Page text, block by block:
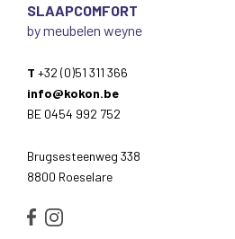
SLAAPCOMFORT
by meubelen weyne
T +32 (0)51 311 366
info@kokon.be
BE 0454 992 752
Brugsesteenweg 338
8800 Roeselare